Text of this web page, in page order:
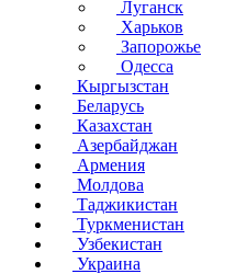
Луганск
Харьков
Запорожье
Одесса
Кыргызстан
Беларусь
Казахстан
Азербайджан
Армения
Молдова
Таджикистан
Туркменистан
Узбекистан
Украина